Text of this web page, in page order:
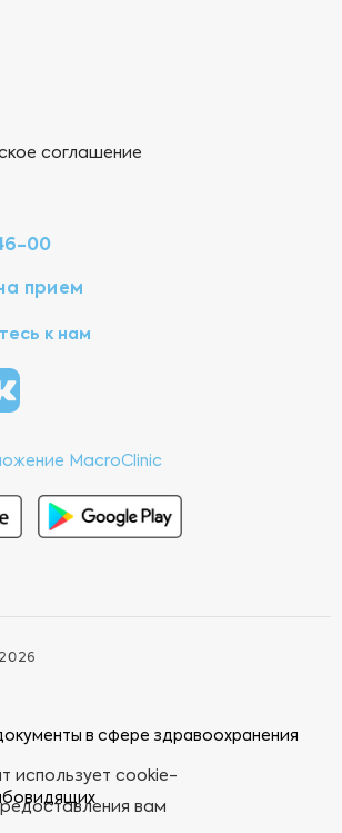
соглашение
00
прием
к нам
MacroClinic
в сфере здравоохранения
использует cookie-
вам